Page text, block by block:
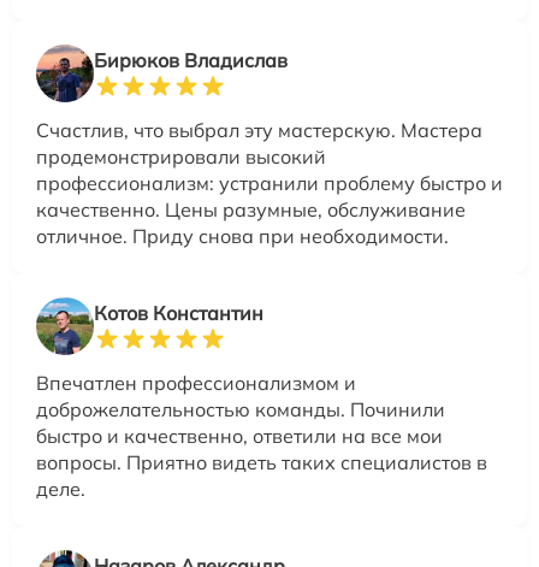
Бирюков Владислав
Счастлив, что выбрал эту мастерскую. Мастера
продемонстрировали высокий
профессионализм: устранили проблему быстро и
качественно. Цены разумные, обслуживание
отличное. Приду снова при необходимости.
Котов Константин
Впечатлен профессионализмом и
доброжелательностью команды. Починили
быстро и качественно, ответили на все мои
вопросы. Приятно видеть таких специалистов в
деле.